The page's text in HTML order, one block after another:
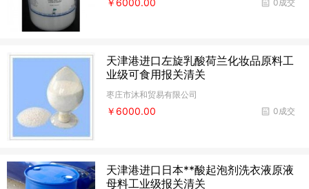
0成交
￥6000.00
天津港进口左旋乳酸荷兰化妆品原料工
业级可食用报关清关
枣庄市沐和贸易有限公司
0成交
￥6000.00
天津港进口日本**酸起泡剂洗衣液原液
母料工业级报关清关